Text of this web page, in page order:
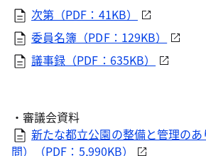
次第（PDF：41KB）
委員名簿（PDF：129KB）
議事録（PDF：635KB）
・審議会資料
新たな都立公園の整備と管理の
問）（PDF：5,990KB）